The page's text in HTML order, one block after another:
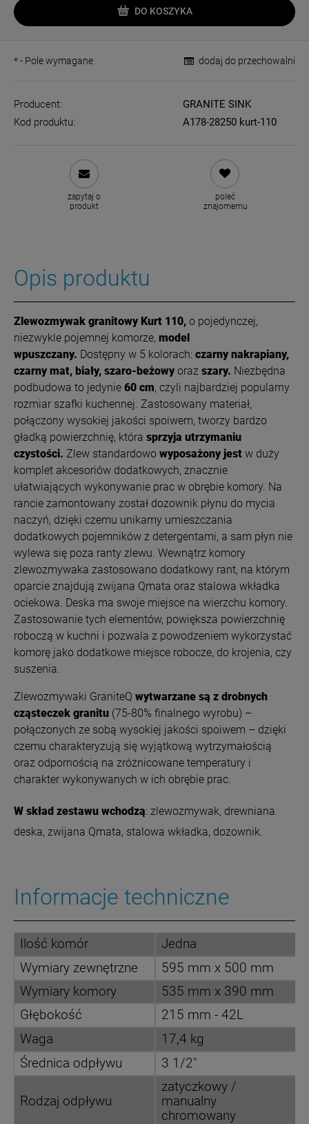
DO KOSZYKA
dodaj do przechowalni
*- Pole wymagane
Producent:
GRANITE SINK
Kod produktu:
A178-28250 kurt-110
zapytaj o
produkt
poleć
znajomemu
Opis produktu
Zlewozmywak granitowy Kurt 110, o pojedynczej,
niezwykle pojemnej komorze, model
wpuszczany. Dostępny w 5 kolorach: czarny nakrapiany,
czarny mat, biały, szaro-beżowy oraz szary. Niezbędna
podbudowa to jedynie 60 cm, czyli najbardziej popularny
rozmiar szafki kuchennej. Zastosowany materiał,
połączony wysokiej jakości spoiwem, tworzy bardzo
gładką powierzchnię, która sprzyja utrzymaniu
czystości. Zlew standardowo wyposażony jest w duży
komplet akcesoriów dodatkowych, znacznie
ułatwiających wykonywanie prac w obrębie komory. Na
rancie zamontowany został dozownik płynu do mycia
naczyń, dzięki czemu unikamy umieszczania
dodatkowych pojemników z detergentami, a sam płyn nie
wylewa się poza ranty zlewu. Wewnątrz komory
zlewozmywaka zastosowano dodatkowy rant, na którym
oparcie znajdują zwijana Qmata oraz stalowa wkładka
ociekowa. Deska ma swoje miejsce na wierzchu komory.
Zastosowanie tych elementów, powiększa powierzchnię
roboczą w kuchni i pozwala z powodzeniem wykorzystać
komorę jako dodatkowe miejsce robocze, do krojenia, czy
suszenia.
Zlewozmywaki GraniteQ wytwarzane są z drobnych
cząsteczek granitu (75-80% finalnego wyrobu) –
połączonych ze sobą wysokiej jakości spoiwem – dzięki
czemu charakteryzują się wyjątkową wytrzymałością
oraz odpornością na zróżnicowane temperatury i
charakter wykonywanych w ich obrębie prac.
W skład zestawu wchodzą: zlewozmywak, drewniana
deska, zwijana Qmata, stalowa wkładka, dozownik.
Informacje techniczne
Ilość komór
Jedna
Wymiary zewnętrzne
595 mm x 500 mm
Wymiary komory
535 mm x 390 mm
Głębokość
215 mm - 42L
Waga
17,4 kg
Średnica odpływu
3 1/2"
Rodzaj odpływu
zatyczkowy /
manualny
chromowany